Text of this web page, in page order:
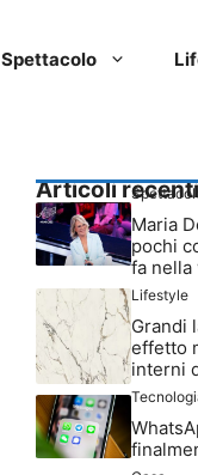
Spettacolo
Articoli recenti
Maria
pochi
fa nella
Lifestyle
Grandi
effetto
interni